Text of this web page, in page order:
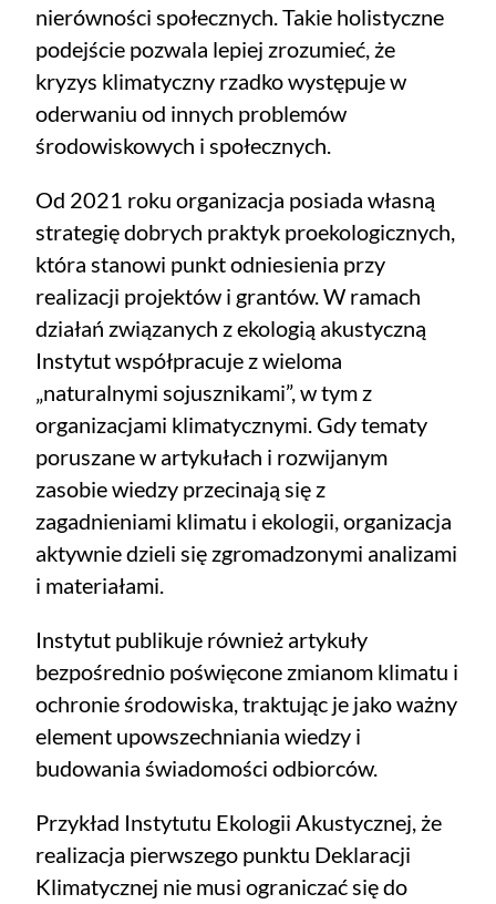
nierówności społecznych. Takie holistyczne
podejście pozwala lepiej zrozumieć, że
kryzys klimatyczny rzadko występuje w
oderwaniu od innych problemów
środowiskowych i społecznych.
Od 2021 roku organizacja posiada własną
strategię dobrych praktyk proekologicznych,
która stanowi punkt odniesienia przy
realizacji projektów i grantów. W ramach
działań związanych z ekologią akustyczną
Instytut współpracuje z wieloma
„naturalnymi sojusznikami”, w tym z
organizacjami klimatycznymi. Gdy tematy
poruszane w artykułach i rozwijanym
zasobie wiedzy przecinają się z
zagadnieniami klimatu i ekologii, organizacja
aktywnie dzieli się zgromadzonymi analizami
i materiałami.
Instytut publikuje również artykuły
bezpośrednio poświęcone zmianom klimatu i
ochronie środowiska, traktując je jako ważny
element upowszechniania wiedzy i
budowania świadomości odbiorców.
Przykład Instytutu Ekologii Akustycznej, że
realizacja pierwszego punktu Deklaracji
Klimatycznej nie musi ograniczać się do